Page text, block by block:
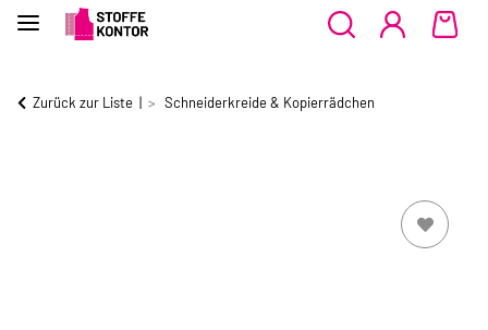
Zurück zur Liste Schneiderkreide & Kopierrädchen